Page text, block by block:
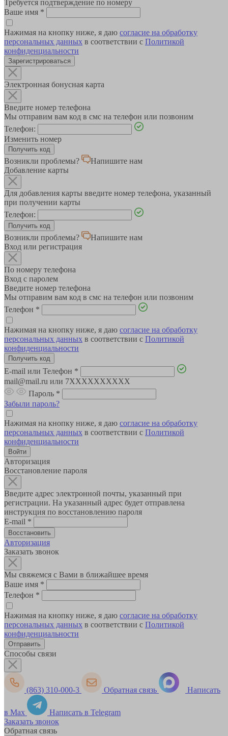
Требуется подтверждение по номеру
Ваше имя *
Нажимая на кнопку ниже, я даю согласие на обработку
персональных данных в соответствии с Политикой
конфиденциальности
Зарегистрироваться
Электронная бонусная карта
Введите номер телефона
Мы отправим вам код в смс на телефон или позвоним
Телефон:
Изменить номер
Возникли проблемы?
Напишите нам
Добавление карты
Для добавления карты введите номер телефона, указанный
при получении карты
Телефон:
Возникли проблемы?
Напишите нам
Вход или регистрация
По номеру телефона
Вход с паролем
Введите номер телефона
Мы отправим вам код в смс на телефон или позвоним
Телефон *
Нажимая на кнопку ниже, я даю согласие на обработку
персональных данных в соответствии с Политикой
конфиденциальности
E-mail или Телефон *
mail@mail.ru или 7XXXXXXXXXX
Пароль *
Забыли пароль?
Нажимая на кнопку ниже, я даю согласие на обработку
персональных данных в соответствии с Политикой
конфиденциальности
Авторизация
Восстановление пароля
Введите адрес электронной почты, указанный при
регистрации. На указанный адрес будет отправлена
инструкция по восстановлению пароля
E-mail *
Авторизация
Заказать звонок
Мы свяжемся с Вами в ближайшее время
Ваше имя *
Телефон *
Нажимая на кнопку ниже, я даю согласие на обработку
персональных данных в соответствии с Политикой
конфиденциальности
Способы связи
(863) 310-000-3 Обратная связь Написать
в Max
Написать в Telegram
Заказать звонок
Обратная связь